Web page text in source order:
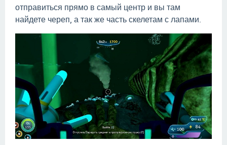
отправиться прямо в самый центр и вы там
найдете череп, а так же часть скелетам с лапами.